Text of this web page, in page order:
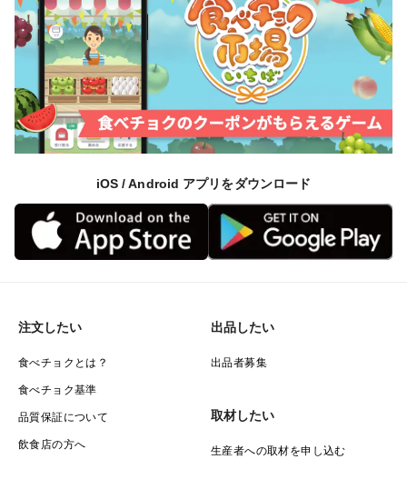
【サイズについて】
サイズは２L～Lの混合になります。
【お読みください】
※自然栽培で農薬を使っておりませんので、少しそばか
すのような斑点が混ざったものもありますが、品質に問
題はございませんので薬を使っていないしるしと思って
※製品重量は1パック500g×2袋です。解凍後、時間が経
過してから計量した際の重量補償は致しかねますのでご
ください。
iOS / Android アプリをダウンロード
注文したい
食べチョクとは？
食べチョク基準
品質保証について
飲食店の方へ
出品したい
出品者募集
取材したい
生産者への取材を申し込む